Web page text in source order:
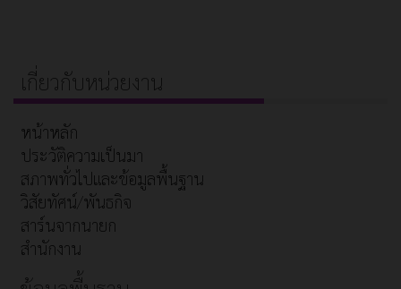
เกี่ยวกับหน่วยงาน
หน้าหลัก
ประวัติความเป็นมา
สภาพทั่วไปและข้อมูลพื้นฐาน
วิสัยทัศน์/พันธกิจ
สาร์นจากนายก
สำนักงาน